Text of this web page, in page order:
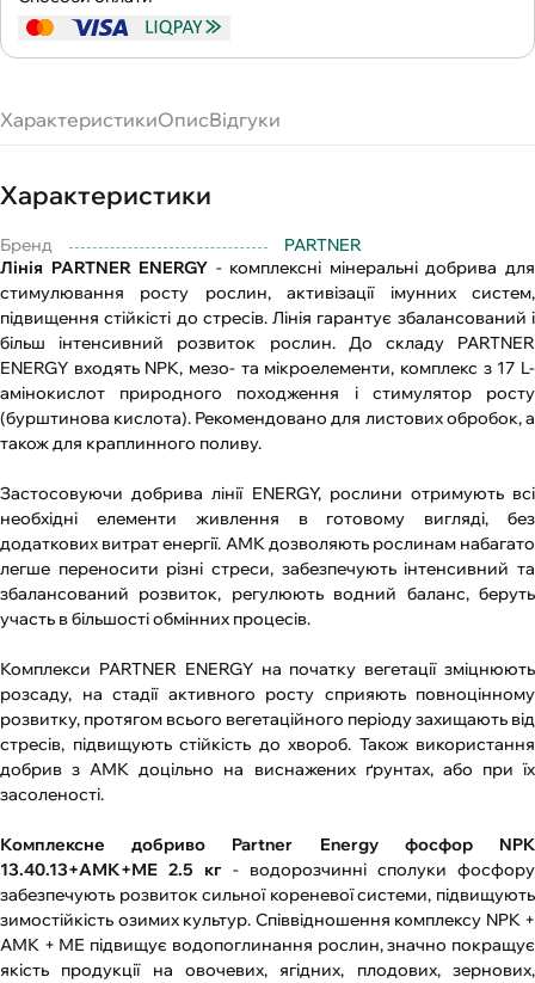
ХарактеристикиОписВідгуки
Характеристики
Бренд
PARTNER
Лінія PARTNER ENERGY - комплексні мінеральні добрива для
стимулювання росту рослин, активізації імунних систем,
підвищення стійкісті до стресів. Лінія гарантує збалансований і
більш інтенсивний розвиток рослин. До складу PARTNER
ENERGY входять NPK, мезо- та мікроелементи, комплекс з 17 L-
амінокислот природного походження і стимулятор росту
(бурштинова кислота). Рекомендовано для листових обробок, а
також для краплинного поливу.
Застосовуючи добрива лінії ENERGY, рослини отримують всі
необхідні елементи живлення в готовому вигляді, без
додаткових витрат енергії. АМК дозволяють рослинам набагато
легше переносити різні стреси, забезпечують інтенсивний та
збалансований розвиток, регулюють водний баланс, беруть
участь в більшості обмінних процесів.
Комплекси PARTNER ENERGY на початку вегетації зміцнюють
розсаду, на стадії активного росту сприяють повноцінному
розвитку, протягом всього вегетаційного періоду захищають від
стресів, підвищують стійкість до хвороб. Також використання
добрив з АМК доцільно на виснажених ґрунтах, або при їх
засоленості.
Комплексне добриво Partner Energy фосфор NPK
13.40.13+АМК+МЕ 2.5 кг - водорозчинні сполуки фосфору
забезпечують розвиток сильної кореневої системи, підвищують
зимостійкість озимих культур. Співвідношення комплексу NPK +
АМК + МЕ підвищує водопоглинання рослин, значно покращує
якість продукції на овочевих, ягідних, плодових, зернових,